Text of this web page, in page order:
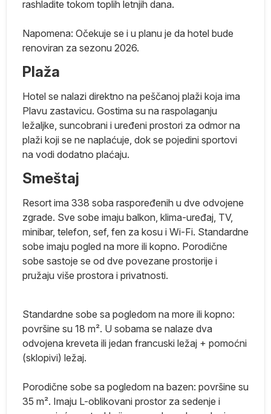
rashladite tokom toplih letnjih dana.
Napomena: Očekuje se i u planu je da hotel bude
renoviran za sezonu 2026.
Plaža
Hotel se nalazi direktno na peščanoj plaži koja ima
Plavu zastavicu. Gostima su na raspolaganju
ležaljke, suncobrani i uređeni prostori za odmor na
plaži koji se ne naplaćuje, dok se pojedini sportovi
na vodi dodatno plaćaju.
Smeštaj
Resort ima 338 soba raspoređenih u dve odvojene
zgrade. Sve sobe imaju balkon, klima-uređaj, TV,
minibar, telefon, sef, fen za kosu i Wi-Fi. Standardne
sobe imaju pogled na more ili kopno. Porodične
sobe sastoje se od dve povezane prostorije i
pružaju više prostora i privatnosti.
Standardne sobe sa pogledom na more ili kopno:
površine su 18 m². U sobama se nalaze dva
odvojena kreveta ili jedan francuski ležaj + pomoćni
(sklopivi) ležaj.
Porodične sobe sa pogledom na bazen: površine su
35 m². Imaju L-oblikovani prostor za sedenje i